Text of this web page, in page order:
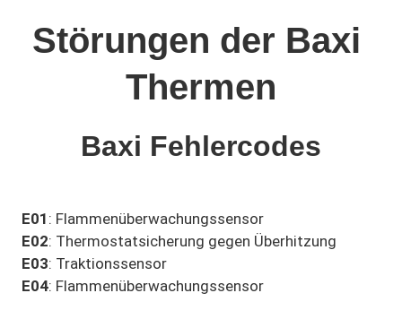
Störungen der Baxi
Thermen
Baxi Fehlercodes
E01 : Flammenüberwachungssensor
E02: Thermostatsicherung gegen Überhitzung
E03: Traktionssensor
E04: Flammenüberwachungssensor